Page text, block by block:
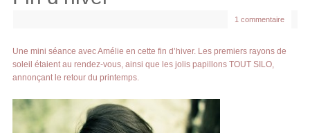
1 commentaire
Une mini séance avec Amélie en cette fin d’hiver. Les premiers rayons de
soleil étaient au rendez-vous, ainsi que les jolis papillons TOUT SILO,
annonçant le retour du printemps.